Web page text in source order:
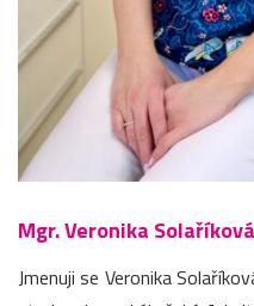
Mgr. Veronika Solaříková
Jmenuji se Veronika